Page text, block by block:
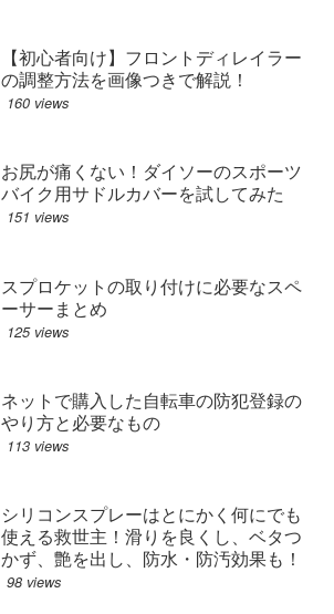
【初心者向け】フロントディレイラー
の調整方法を画像つきで解説！
160 views
お尻が痛くない！ダイソーのスポーツ
バイク用サドルカバーを試してみた
151 views
スプロケットの取り付けに必要なスペ
ーサーまとめ
125 views
ネットで購入した自転車の防犯登録の
やり方と必要なもの
113 views
シリコンスプレーはとにかく何にでも
使える救世主！滑りを良くし、ベタつ
かず、艶を出し、防水・防汚効果も！
98 views